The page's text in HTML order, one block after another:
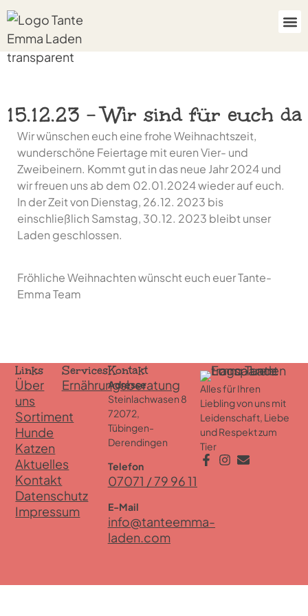
15.12.23 - Wir sind für euch da
Wir wünschen euch eine frohe Weihnachtszeit,
wunderschöne Feiertage mit euren Vier- und
Zweibeinern. Kommt gut in das neue Jahr 2024 und
wir freuen uns ab dem 02.01.2024 wieder auf euch.
In der Zeit von Dienstag, 26.12. 2023 bis
einschließlich Samstag, 30.12. 2023 bleibt unser
Laden geschlossen.
Fröhliche Weihnachten wünscht euch euer Tante-
Emma Team
Alles für Ihren
Liebling von uns mit
Leidenschaft, Liebe
und Respekt zum
Tier
Links
Über
uns
Sortiment
Hunde
Katzen
Aktuelles
Kontakt
Datenschutz
Impressum
Services
Ernährungsberatung
Kontakt
Adresse
Steinlachwasen 8
72072,
Tübingen-
Derendingen
Telefon
07071 / 79 96 11
E-Mail
info@tanteemma-
laden.com